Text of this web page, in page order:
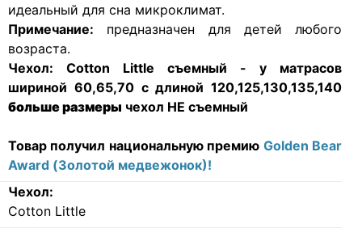
идеальный для сна микроклимат.
Примечание: предназначен для детей любого
возраста.
Чехол: Cotton Little съемный - у матрасов
шириной 60,65,70 с длиной 120,125,130,135,140
больше размеры чехол НЕ съемный
Товар получил национальную премию Golden Bear
Award (Золотой медвежонок)!
Чехол:
Cotton Little